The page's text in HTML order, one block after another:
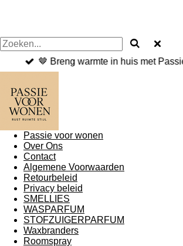
🤎 Breng warmte in huis met
Passie voor wonen
Over Ons
Contact
Algemene Voorwaarden
Retourbeleid
Privacy beleid
SMELLIES
WASPARFUM
STOFZUIGERPARFUM
Waxbranders
Roomspray